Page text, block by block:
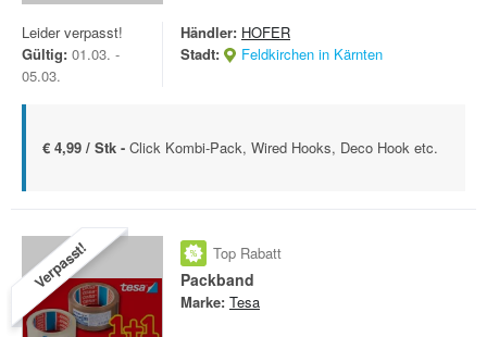
Leider verpasst!
Gültig: 01.03. -
05.03.
Händler: HOFER
Stadt:
Feldkirchen in Kärnten
€ 4,99 / Stk - Click Kombi-Pack, Wired Hooks, Deco Hook etc.
Verpasst! Top Rabatt
Packband
Marke: Tesa